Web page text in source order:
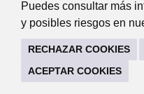
Puedes consultar más
y posibles riesgos en
RECHAZAR COOKIES
ACEPTAR COOKIES
POLÍTICA DE COOKIES